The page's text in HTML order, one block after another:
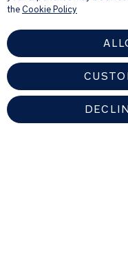
theCookie Policy